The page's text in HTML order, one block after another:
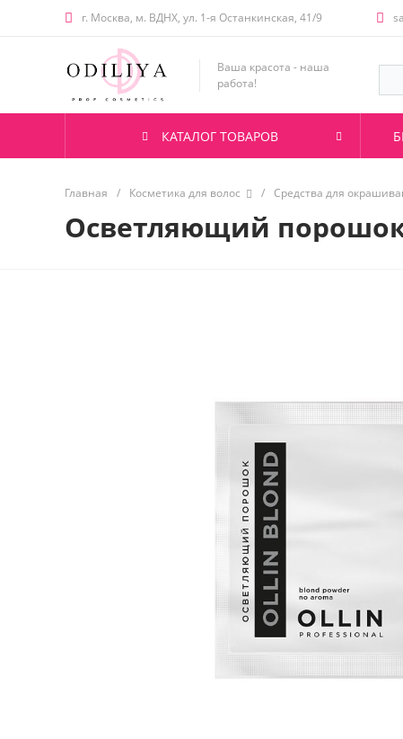
г. Москва, м. ВДНХ, ул. 1-я Останкинская, 41/9
Ваша красота - наша
работа!
КАТАЛОГ ТОВАРОВ
Главная / Косметика для волос / Средства для
Осветляющий порошок